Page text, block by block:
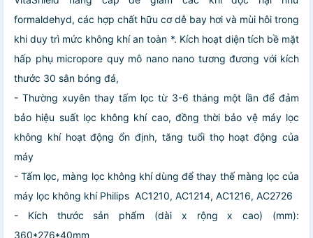
formaldehyd, các hợp chất hữu cơ dễ bay hơi và mùi hôi trong
khi duy trì mức không khí an toàn *. Kích hoạt diện tích bề mặt
hấp phụ micropore quy mô nano nano tương đương với kích
thước 30 sân bóng đá,
- Thường xuyên thay tấm lọc từ 3-6 tháng một lần để đảm
bảo hiệu suất lọc không khí cao, đồng thời bảo vệ máy lọc
không khí hoạt động ổn định, tăng tuổi thọ hoạt động của
máy
- Tấm lọc, màng lọc không khí dùng để thay thế màng lọc của
máy lọc không khí Philips AC1210, AC1214, AC1216, AC2726
- Kích thước sản phẩm (dài x rộng x cao) (mm):
360*276*40mm